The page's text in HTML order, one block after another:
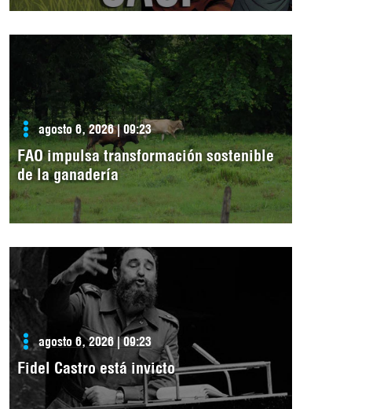
agosto 6, 2026 | 09:23
FAO impulsa transformación sostenible
de la ganadería
agosto 6, 2026 | 09:23
Fidel Castro está invicto